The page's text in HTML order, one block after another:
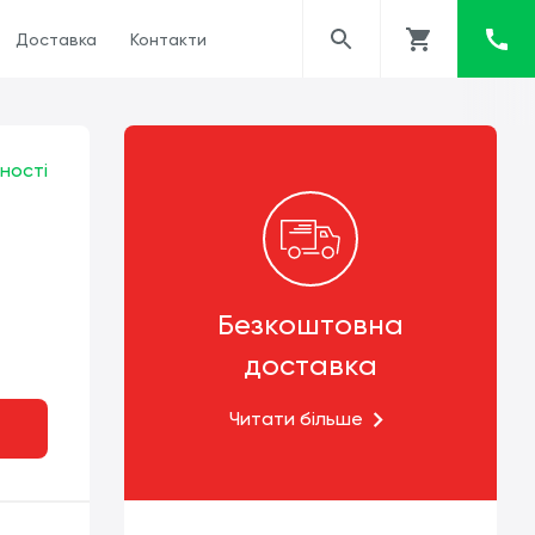
Доставка Контакти
Безкоштовна
доставка
Читати більше